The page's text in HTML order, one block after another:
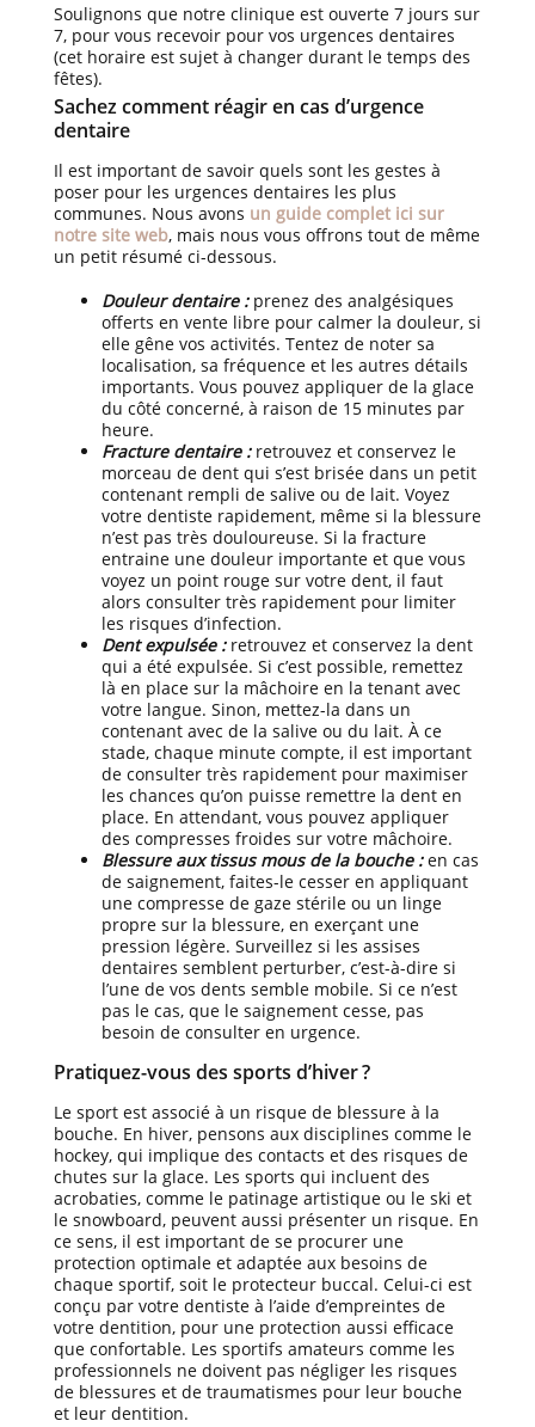
Soulignons que notre clinique est ouverte 7 jours sur
7, pour vous recevoir pour vos urgences dentaires
(cet horaire est sujet à changer durant le temps des
fêtes).
Sachez comment réagir en cas d’urgence
dentaire
Il est important de savoir quels sont les gestes à
poser pour les urgences dentaires les plus
communes. Nous avons un guide complet ici sur
notre site web, mais nous vous offrons tout de même
un petit résumé ci-dessous.
Douleur dentaire : prenez des analgésiques
offerts en vente libre pour calmer la douleur, si
elle gêne vos activités. Tentez de noter sa
localisation, sa fréquence et les autres détails
importants. Vous pouvez appliquer de la glace
du côté concerné, à raison de 15 minutes par
heure.
Fracture dentaire : retrouvez et conservez le
morceau de dent qui s’est brisée dans un petit
contenant rempli de salive ou de lait. Voyez
votre dentiste rapidement, même si la blessure
n’est pas très douloureuse. Si la fracture
entraine une douleur importante et que vous
voyez un point rouge sur votre dent, il faut
alors consulter très rapidement pour limiter
les risques d’infection.
Dent expulsée : retrouvez et conservez la dent
qui a été expulsée. Si c’est possible, remettez
là en place sur la mâchoire en la tenant avec
votre langue. Sinon, mettez-la dans un
contenant avec de la salive ou du lait. À ce
stade, chaque minute compte, il est important
de consulter très rapidement pour maximiser
les chances qu’on puisse remettre la dent en
place. En attendant, vous pouvez appliquer
des compresses froides sur votre mâchoire.
Blessure aux tissus mous de la bouche :en cas
de saignement, faites-le cesser en appliquant
une compresse de gaze stérile ou un linge
propre sur la blessure, en exerçant une
pression légère. Surveillez si les assises
dentaires semblent perturber, c’est-à-dire si
l’une de vos dents semble mobile. Si ce n’est
pas le cas, que le saignement cesse, pas
besoin de consulter en urgence.
Pratiquez-vous des sports d’hiver ?
Le sport est associé à un risque de blessure à la
bouche. En hiver, pensons aux disciplines comme le
hockey, qui implique des contacts et des risques de
chutes sur la glace. Les sports qui incluent des
acrobaties, comme le patinage artistique ou le ski et
le snowboard, peuvent aussi présenter un risque. En
ce sens, il est important de se procurer une
protection optimale et adaptée aux besoins de
chaque sportif, soit le protecteur buccal. Celui-ci est
conçu par votre dentiste à l’aide d’empreintes de
votre dentition, pour une protection aussi efficace
que confortable. Les sportifs amateurs comme les
professionnels ne doivent pas négliger les risques
de blessures et de traumatismes pour leur bouche
et leur dentition.